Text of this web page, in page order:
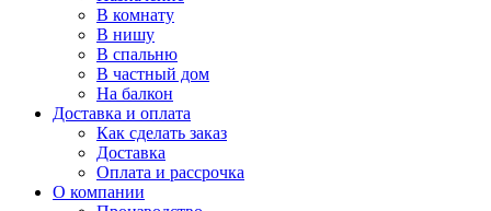
В комнату
В нишу
В спальню
В частный дом
На балкон
Доставка и оплата
Как сделать заказ
Доставка
Оплата и рассрочка
О компании